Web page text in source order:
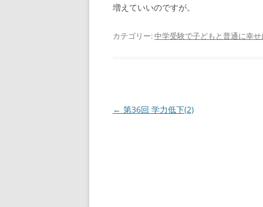
増えていいのですが。
カテゴリー:中学受験で子どもと普通に幸
投
← 第36回 学力低下(2)